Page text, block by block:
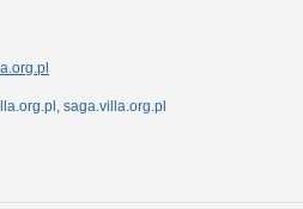
, saga.villa.org.pl